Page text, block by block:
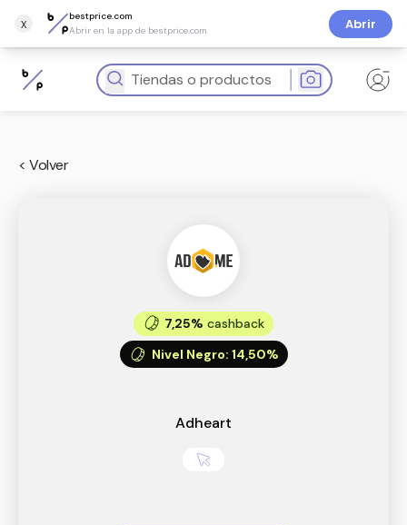
x
bestprice.com
Abrir en la app de bestprice.com
Abrir
< Volver
7,25% cashback
Nivel Negro: 14,50%
Adheart